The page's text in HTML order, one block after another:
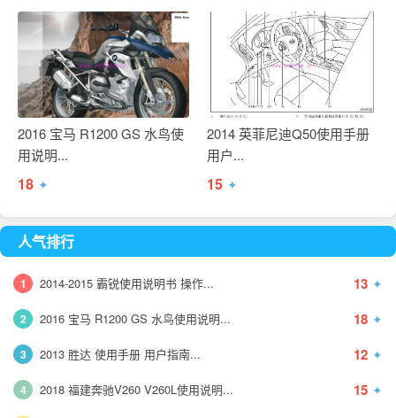
2016 宝马 R1200 GS 水鸟使
用说明...
18 ✦
2014 英菲尼迪Q50使用手册
用户...
15 ✦
人气排行
1 2014-2015 霸锐使用说明书 操作... 13 ✦
2 2016 宝马 R1200 GS 水鸟使用说明... 18 ✦
3 2013 胜达 使用手册 用户指南... 12 ✦
4 2018 福建奔驰V260 V260L使用说明... 15 ✦